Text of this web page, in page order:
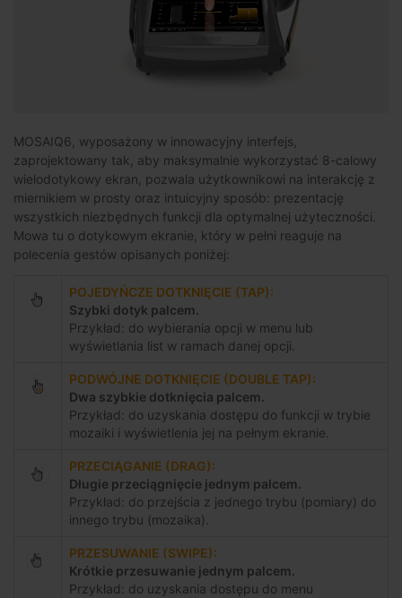
MOSAIQ6, wyposażony w innowacyjny interfejs,
zaprojektowany tak, aby maksymalnie wykorzystać 8-calowy
wielodotykowy ekran, pozwala użytkownikowi na interakcję z
miernikiem w prosty oraz intuicyjny sposób: prezentację
wszystkich niezbędnych funkcji dla optymalnej użyteczności.
Mowa tu o dotykowym ekranie, który w pełni reaguje na
polecenia gestów opisanych poniżej:
POJEDYŃCZE DOTKNIĘCIE (TAP):
Szybki dotyk palcem.
Przykład: do wybierania opcji w menu lub
wyświetlania list w ramach danej opcji.
PODWÓJNE DOTKNIĘCIE (DOUBLE TAP):
Dwa szybkie dotknięcia palcem.
Przykład: do uzyskania dostępu do funkcji w trybie
mozaiki i wyświetlenia jej na pełnym ekranie.
PRZECIĄGANIE (DRAG):
Długie przeciągnięcie jednym palcem.
Przykład: do przejścia z jednego trybu (pomiary) do
innego trybu (mozaika).
PRZESUWANIE (SWIPE):
Krótkie przesuwanie jednym palcem.
Przykład: do uzyskania dostępu do menu